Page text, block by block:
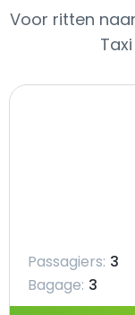
Voor ritten
Passagiers: 3
Bagage: 3